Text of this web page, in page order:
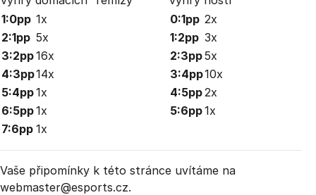
1:0pp 1x
2:1pp 5x
3:2pp16x
4:3pp14x
5:4pp1x
6:5pp1x
7:6pp 1x
0:1pp 2x
1:2pp 3x
2:3pp5x
3:4pp10x
4:5pp2x
5:6pp1x
Vaše připomínky k této stránce uvítáme na
webmaster@esports.cz.